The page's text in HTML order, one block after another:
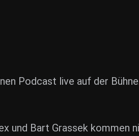
Podcast live auf der
Bart Grassek kommen